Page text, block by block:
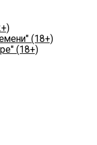
(18+)
(18+)